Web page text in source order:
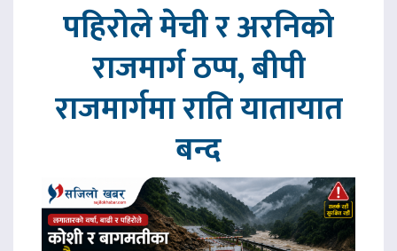
पहिरोले मेची र अरनिको
राजमार्ग ठप्प, बीपी
राजमार्गमा राति यातायात
बन्द